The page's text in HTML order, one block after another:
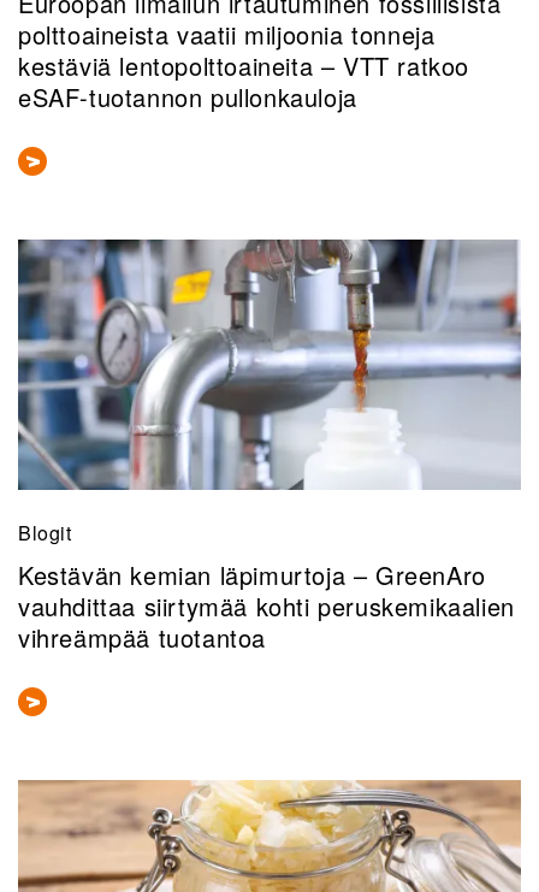
polttoaineista vaatii miljoonia tonneja
kestäviä lentopolttoaineita – VTT ratkoo
eSAF-tuotannon pullonkauloja
Blogit
Kestävän kemian läpimurtoja – GreenAro
vauhdittaa siirtymää kohti peruskemikaalien
vihreämpää tuotantoa